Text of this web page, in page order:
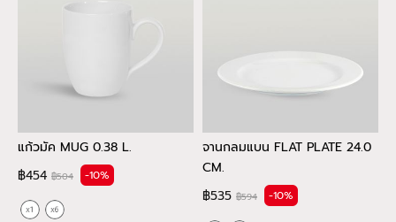
แก้วมัค MUG 0.38 L.
฿454 ฿504 -10%
จานกลมแบน FLAT PLATE 24.0
CM.
฿535 ฿594 -10%